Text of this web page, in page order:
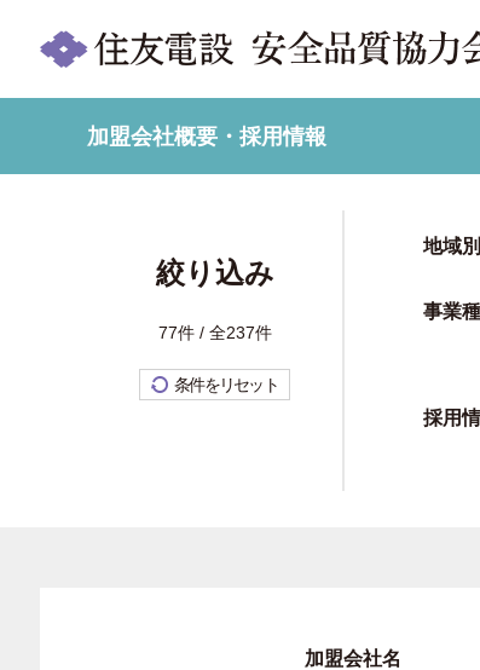
加盟会社概要・採用情報
絞り込み
77件 / 全237件
条件をリセット
地域別
事業
採用
加盟会社名